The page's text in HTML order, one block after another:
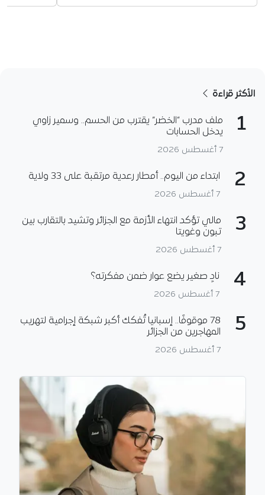
الأكثر قراءة
1
ملف مدرب “الخضر” يقترب من الحسم.. وسمير زاوي
يدخل الحسابات
7 أغسطس 2026
2 ابتداء من اليوم.. أمطار رعدية مرتقبة على 33 ولاية
7 أغسطس 2026
3
مالي تؤكد انتهاء الأزمة مع الجزائر وتشيد بالتقارب بين
تبون وغويتا
7 أغسطس 2026
4 نادٍ صغير يضع عوار ضمن مفكرته؟
7 أغسطس 2026
5
78 موقوفًا.. إسبانيا تُفكك أكبر شبكة إجرامية لتهريب
المهاجرين من الجزائر
7 أغسطس 2026